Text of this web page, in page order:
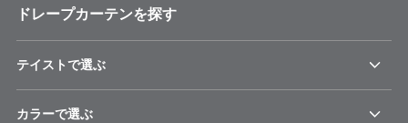
ドレープカーテンを探す
テイストで選ぶ
カラーで選ぶ